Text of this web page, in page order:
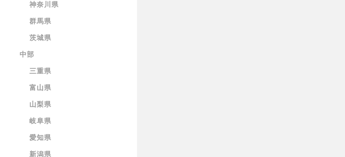
神奈川県
群馬県
茨城県
中部
三重県
富山県
山梨県
岐阜県
愛知県
新潟県